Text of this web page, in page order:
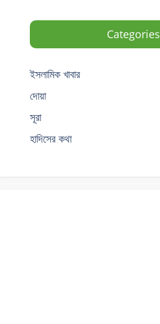
Categories
ইসলামিক খাবার
দোয়া
সূরা
হাদিসের কথা